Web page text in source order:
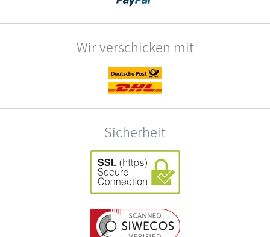
Wir verschicken mit
Sicherheit